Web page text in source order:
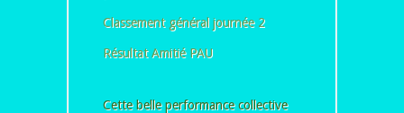
Classement général journée 2
Résultat Amitié PAU
Cette belle performance collective